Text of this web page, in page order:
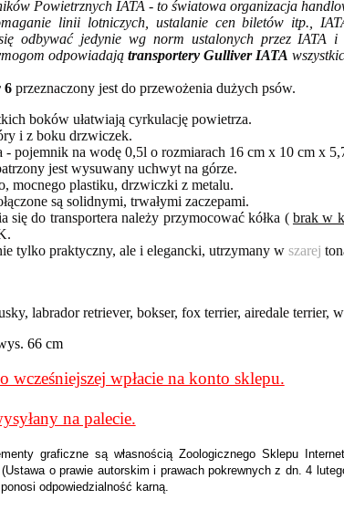
Powietrznych IATA - to światowa organizacja
linii lotniczych, ustalanie cen biletów itp.,
odbywać jedynie wg norm ustalonych przez
odpowiadają transportery Gulliver IATA
6 przeznaczony jest do przewożenia dużych psów.
boków ułatwiają cyrkulację powietrza.
i z boku drzwiczek.
- pojemnik na wodę 0,5l o rozmiarach 16 cm x 10 cm x
jest wysuwany uchwyt na górze.
mocnego plastiku, drzwiczki z metalu.
są solidnymi, trwałymi zaczepami.
się do transportera należy przymocować kółka ( brak w
tylko praktyczny, ale i elegancki, utrzymany w szarej
labrador retriever, bokser, fox terrier, airedale terrier,
66 cm
wcześniejszej wpłacie na konto sklepu.
na palecie.
graficzne są własnością Zoologicznego Sklepu
o prawie autorskim i prawach pokrewnych z dn. 4
odpowiedzialność karną.